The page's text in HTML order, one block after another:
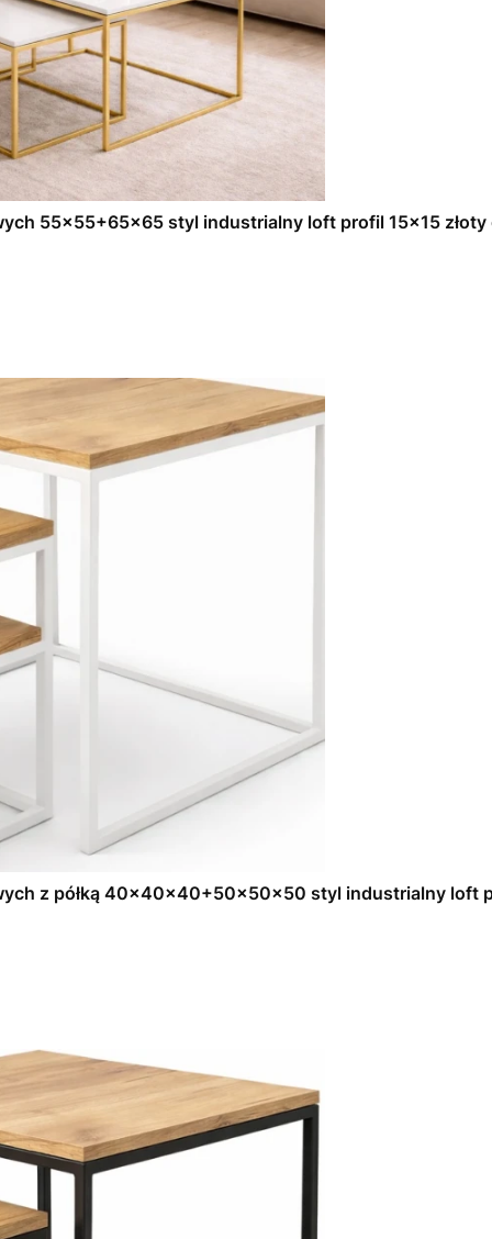
55x55+65x65 styl industrialny loft profil 15x15 złoty
z półką 40x40x40+50x50x50 styl industrialny loft